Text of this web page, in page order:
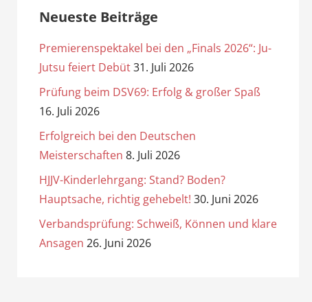
Neueste Beiträge
Premierenspektakel bei den „Finals 2026“: Ju-
Jutsu feiert Debüt31. Juli 2026
Prüfung beim DSV69: Erfolg & großer Spaß
16. Juli 2026
Erfolgreich bei den Deutschen
Meisterschaften 8. Juli 2026
HJJV-Kinderlehrgang: Stand? Boden?
Hauptsache, richtig gehebelt! 30. Juni 2026
Verbandsprüfung: Schweiß, Können und klare
Ansagen 26. Juni 2026